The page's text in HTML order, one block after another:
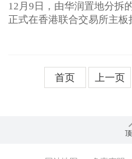
12月9日，由华润置地分拆
正式在香港联合交易所主板
首页 上一页